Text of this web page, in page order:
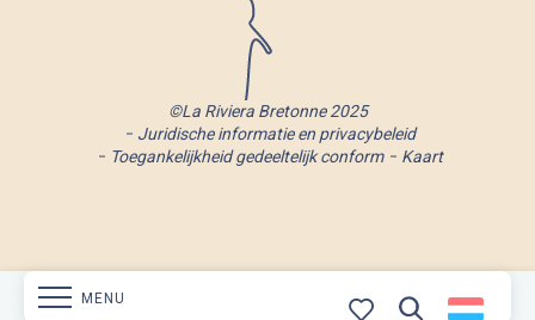
MENU
©La Riviera Bretonne 2025
Juridische informatie en privacybeleid
Toegankelijkheid gedeeltelijk conform
Kaart